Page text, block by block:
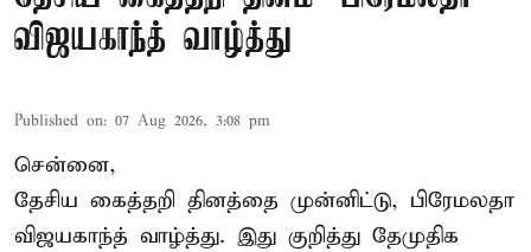
விஜயகாந்த் வாழ்த்து
Published on: 07 Aug 2026, 3:08 pm
சென்னை,
தேசிய கைத்தறி தினத்தை முன்னிட்டு, பிரேமலதா
விஜயகாந்த் வாழ்த்து. இது குறித்து தேமுதிக